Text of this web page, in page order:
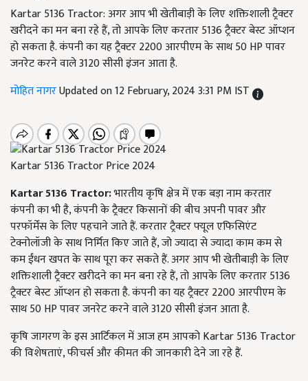
Kartar 5136 Tractor: अगर आप भी खेतीबाड़ी के लिए शक्तिशाली ट्रैक्टर
खरीदने का मन बना रहे हैं, तो आपके लिए करतार 5136 ट्रैक्टर बेस्ट ऑप्शन
हो सकता है. कंपनी का यह ट्रैक्टर 2200 आरपीएम के साथ 50 HP पावर
जनरेट करने वाले 3120 सीसी इंजन आता है.
मोहित नागरUpdated on 12 February, 2024 3:31 PM IST
Kartar 5136 Tractor Price 2024
Kartar 5136 Tractor:भारतीय कृषि क्षेत्र में एक बड़ा नाम करतार
कंपनी का भी है, कंपनी के ट्रैक्टर किसानों की बीच अपनी पावर और
परफॉर्मेंस के लिए पहचाने जाते हैं. करतार ट्रैक्टर फ्यूल एफिसिएंट
टेक्नोलॉजी के साथ निर्मित किए जाते हैं, जो ज्यादा से ज्यादा काम कम से
कम ईंधन खपत के साथ पूरा कर सकते हैं. अगर आप भी खेतीबाड़ी के लिए
शक्तिशाली ट्रैक्टर खरीदने का मन बना रहे हैं, तो आपके लिए करतार 5136
ट्रैक्टर बेस्ट ऑप्शन हो सकता है. कंपनी का यह ट्रैक्टर 2200 आरपीएम के
साथ 50 HP पावर जनरेट करने वाले 3120 सीसी इंजन आता है.
कृषि जागरण के इस आर्टिकल में आज हम आपको Kartar 5136 Tractor
की विशेषताएं, फीचर्स और कीमत की जानकारी देने जा रहे हैं.